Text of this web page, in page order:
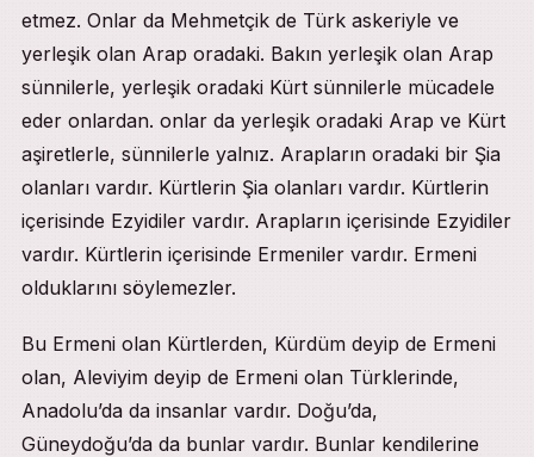
etmez. Onlar da Mehmetçik de Türk askeriyle ve
yerleşik olan Arap oradaki. Bakın yerleşik olan Arap
sünnilerle, yerleşik oradaki Kürt sünnilerle mücadele
eder onlardan. onlar da yerleşik oradaki Arap ve Kürt
aşiretlerle, sünnilerle yalnız. Arapların oradaki bir Şia
olanları vardır. Kürtlerin Şia olanları vardır. Kürtlerin
içerisinde Ezyidiler vardır. Arapların içerisinde Ezyidiler
vardır. Kürtlerin içerisinde Ermeniler vardır. Ermeni
olduklarını söylemezler.
Bu Ermeni olan Kürtlerden, Kürdüm deyip de Ermeni
olan, Aleviyim deyip de Ermeni olan Türklerinde,
Anadolu’da da insanlar vardır. Doğu’da,
Güneydoğu’da da bunlar vardır. Bunlar kendilerine